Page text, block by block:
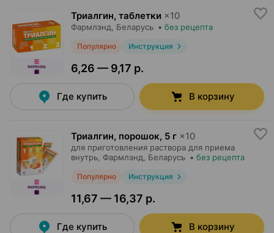
Триалгин, таблетки ×10
Фармлэнд , Беларусь • без рецепта
Популярно Инструкция
6,26 — 9,17 р.
Где купить В корзину
Триалгин, порошок, 5 г ×10
для приготовления раствора для приема
внутрь, Фармлэнд , Беларусь • без рецепта
Популярно Инструкция
11,67 — 16,37 р.
Где купить В корзину